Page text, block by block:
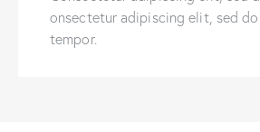
onsectetur adipiscing elit, sed
tempor.